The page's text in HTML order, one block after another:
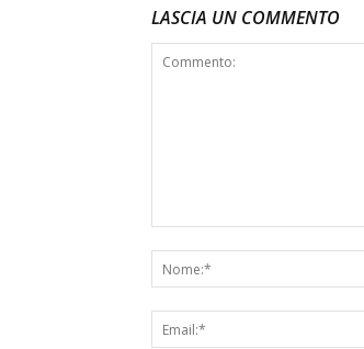
LASCIA UN COMMENTO